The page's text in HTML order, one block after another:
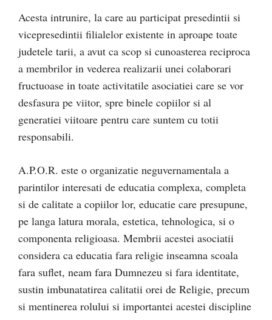
Acesta intrunire, la care au participat presedintii si
vicepresedintii filialelor existente in aproape toate
judetele tarii, a avut ca scop si cunoasterea reciproca
a membrilor in vederea realizarii unei colaborari
fructuoase in toate activitatile asociatiei care se vor
desfasura pe viitor, spre binele copiilor si al
generatiei viitoare pentru care suntem cu totii
responsabili.
A.P.O.R. este o organizatie neguvernamentala a
parintilor interesati de educatia complexa, completa
si de calitate a copiilor lor, educatie care presupune,
pe langa latura morala, estetica, tehnologica, si o
componenta religioasa. Membrii acestei asociatii
considera ca educatia fara religie inseamna scoala
fara suflet, neam fara Dumnezeu si fara identitate,
sustin imbunatatirea calitatii orei de Religie, precum
si mentinerea rolului si importantei acestei discipline